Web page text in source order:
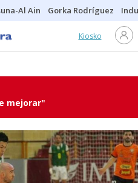
Al Ain Gorka Rodríguez
Kiosko
mejorar"